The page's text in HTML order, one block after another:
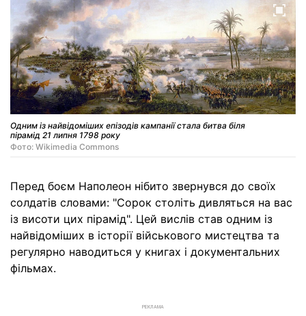
Одним із найвідоміших епізодів кампанії стала битва біля
пірамід 21 липня 1798 року
Фото: Wikimedia Commons
Перед боєм Наполеон нібито звернувся до своїх
солдатів словами: "Сорок століть дивляться на вас
із висоти цих пірамід". Цей вислів став одним із
найвідоміших в історії військового мистецтва та
регулярно наводиться у книгах і документальних
фільмах.
РЕКЛАМА